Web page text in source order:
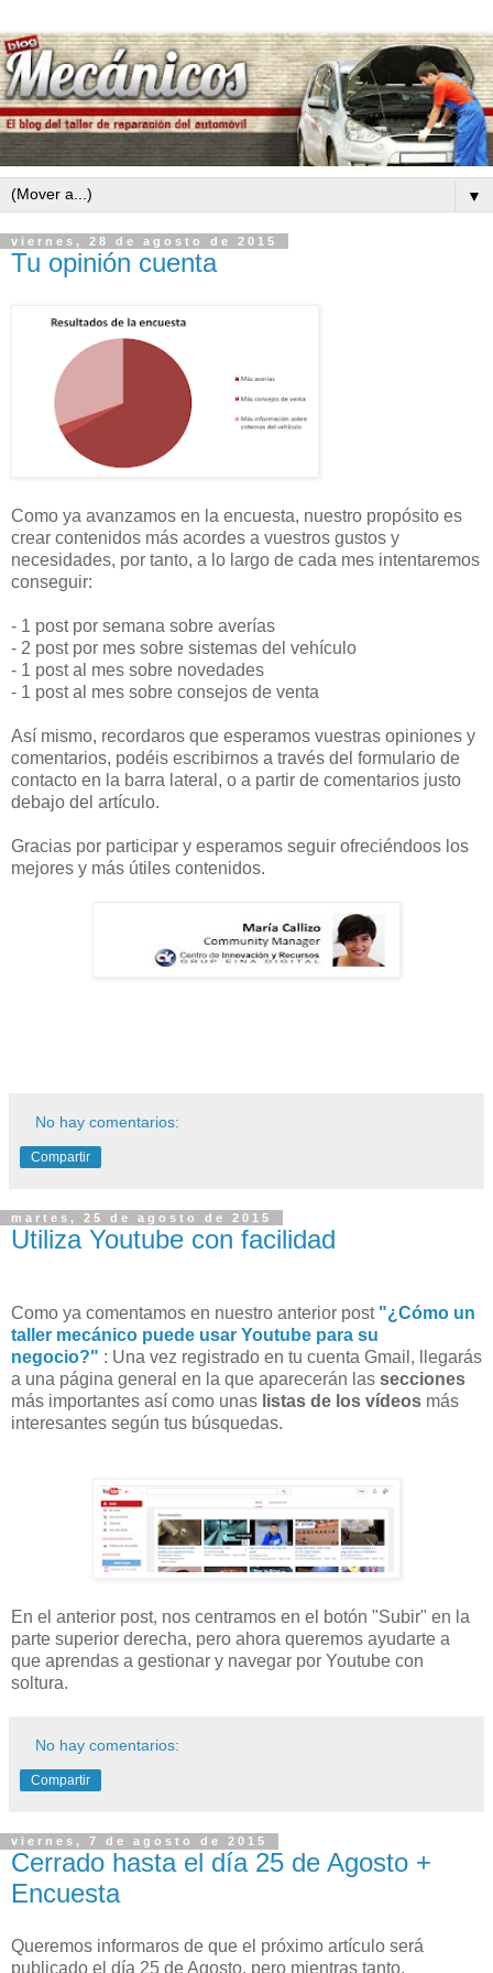
▼
viernes, 28 de agosto de 2015
Tu opinión cuenta
Como ya avanzamos en la encuesta, nuestro propósito es
crear contenidos más acordes a vuestros gustos y
necesidades, por tanto, a lo largo de cada mes intentaremos
conseguir:
- 1 post por semana sobre averías
- 2 post por mes sobre sistemas del vehículo
- 1 post al mes sobre novedades
- 1 post al mes sobre consejos de venta
Así mismo, recordaros que esperamos vuestras opiniones y
comentarios, podéis escribirnos a través del formulario de
contacto en la barra lateral, o a partir de comentarios justo
debajo del artículo.
Gracias por participar y esperamos seguir ofreciéndoos los
mejores y más útiles contenidos.
No hay comentarios:
Compartir
martes, 25 de agosto de 2015
Utiliza Youtube con facilidad
Como ya comentamos en nuestro anterior post "¿Cómo un
taller mecánico puede usar Youtube para su
negocio?" : Una vez registrado en tu cuenta Gmail, llegarás
a una página general en la que aparecerán las secciones
más importantes así como unas listas de los vídeos más
interesantes según tus búsquedas.
En el anterior post, nos centramos en el botón "Subir" en la
parte superior derecha, pero ahora queremos ayudarte a
que aprendas a gestionar y navegar por Youtube con
soltura.
No hay comentarios:
Compartir
viernes, 7 de agosto de 2015
Cerrado hasta el día 25 de Agosto +
Encuesta
Queremos informaros de que el próximo artículo será
publicado el día 25 de Agosto, pero mientras tanto,